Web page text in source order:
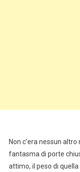
Non c’era nessun
fantasma di porte
attimo, il peso di